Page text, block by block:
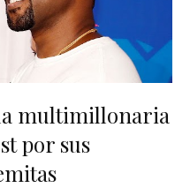
multimillonaria
por sus